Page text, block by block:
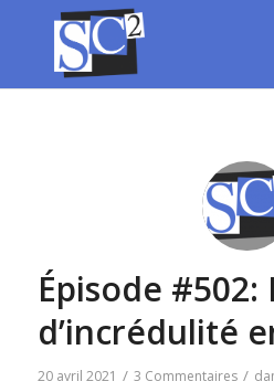
Épisode #502:
d’incrédulité
20 avril 2021 / 3 Commentaires /